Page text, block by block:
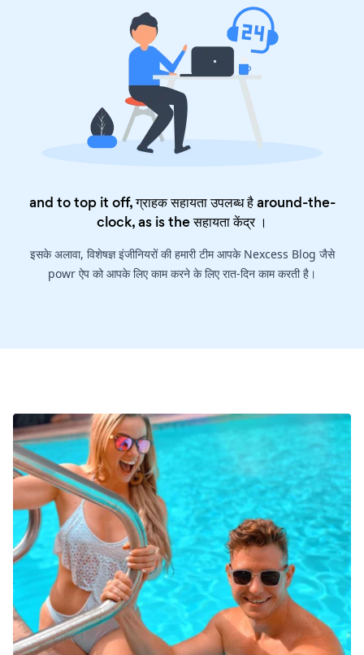
and to top it off, ग्राहक सहायता उपलब्ध है around-the-
clock, as is theसहायता केंद्र।
इसके अलावा, विशेषज्ञ इंजीनियरों की हमारी टीम आपके Nexcess Blog जैसे
powr ऐप को आपके लिए काम करने के लिए रात-दिन काम करती है।